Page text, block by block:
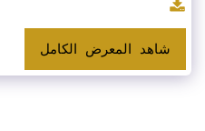
شاهد المعرض الكامل